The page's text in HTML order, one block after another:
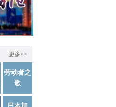
更多>>
劳动者之
歌